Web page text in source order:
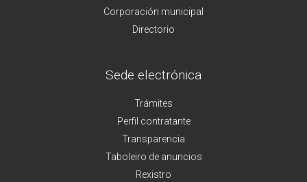
Corporación municipal
Directorio
Sede electrónica
Trámites
Perfil contratante
Transparencia
Taboleiro de anuncios
Rexistro